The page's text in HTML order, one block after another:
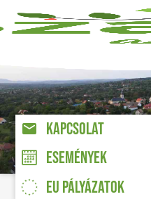
KAPCSOLAT
ESEMÉNYEK
EU PÁLYÁZATOK